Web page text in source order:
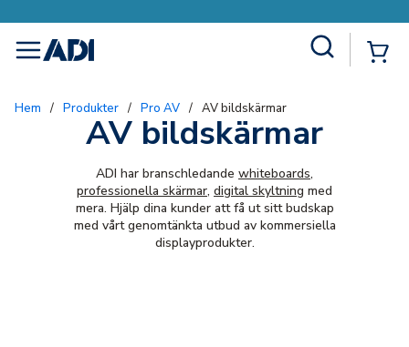
menu
Hem / Produkter / Pro AV / AV bildskärmar
AV bildskärmar
ADI har branschledande whiteboards,
professionella skärmar, digital skyltning med
mera. Hjälp dina kunder att få ut sitt budskap
med vårt genomtänkta utbud av kommersiella
displayprodukter.